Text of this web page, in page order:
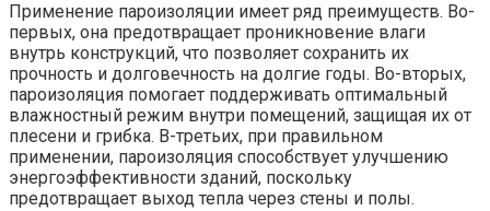
Применение пароизоляции имеет ряд преимуществ. Во-
первых, она предотвращает проникновение влаги
внутрь конструкций, что позволяет сохранить их
прочность и долговечность на долгие годы. Во-вторых,
пароизоляция помогает поддерживать оптимальный
влажностный режим внутри помещений, защищая их от
плесени и грибка. В-третьих, при правильном
применении, пароизоляция способствует улучшению
энергоэффективности зданий, поскольку
предотвращает выход тепла через стены и полы.